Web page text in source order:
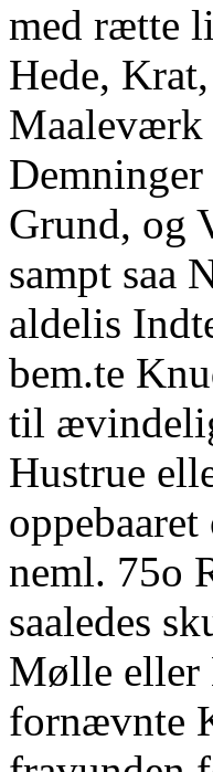
med rætte
Hede,
Maaleværk
Grund, og
sampt saa
aldelis
bem.te
til
Hustrue
neml. 75o
saaledes
Mølle eller
fornævnte